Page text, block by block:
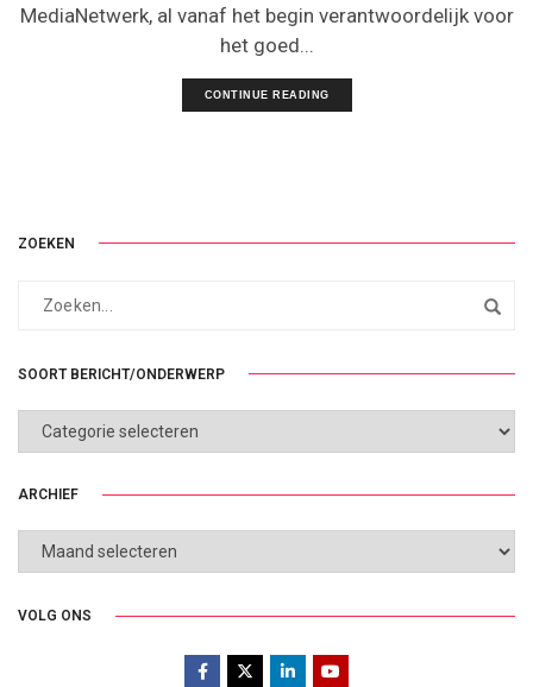
MediaNetwerk, al vanaf het begin verantwoordelijk voor
het goed...
CONTINUE READING
ZOEKEN
SOORT BERICHT/ONDERWERP
SOORT
BERICHT/ONDERWERP
ARCHIEF
ARCHIEF
VOLG ONS